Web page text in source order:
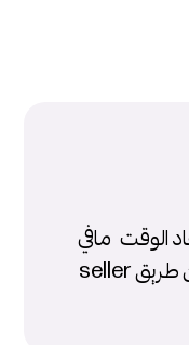
الوقت مافي
رسوم بكون افحص حسابك عن طريق seller